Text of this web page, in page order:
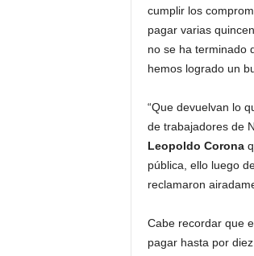
cumplir los
pagar varias
no se ha terminado
hemos logrado un
“Que devuelvan lo
de trabajadores de
Leopoldo Corona
pública, ello luego
reclamaron
Cabe recordar que
pagar hasta por